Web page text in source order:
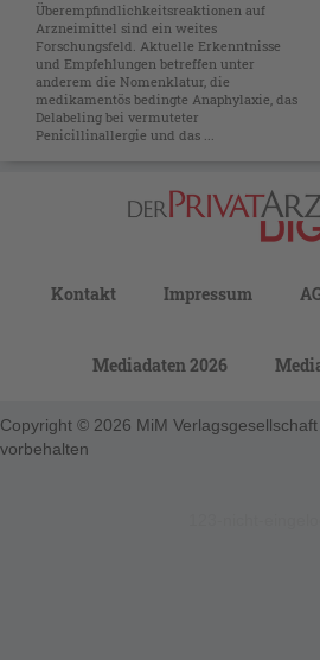
Überempfindlichkeitsreaktionen auf
Arzneimittel sind ein weites
Forschungsfeld. Aktuelle Erkenntnisse
und Empfehlungen betreffen unter
anderem die Nomenklatur, die
medikamentös bedingte Anaphylaxie, das
Delabeling bei vermuteter
Penicillinallergie und das ...
Kontakt Impressum
Mediadaten 2026
Copyright © 2026 MiM
vorbehalten